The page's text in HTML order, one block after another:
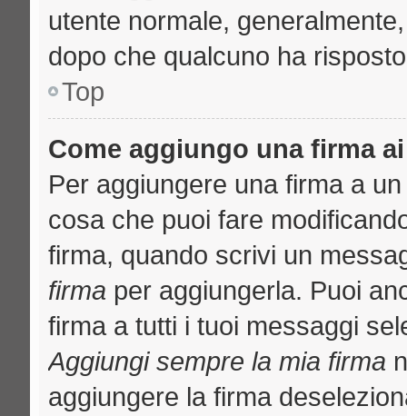
utente normale,
dopo che qualcuno ha
Top
Come aggiungo una firma
Per aggiungere una firma a
cosa che puoi fare
firma, quando scrivi un
firma per aggiungerla. Puoi
firma a tutti i tuoi messaggi
Aggiungi sempre la mia firma
aggiungere la firma